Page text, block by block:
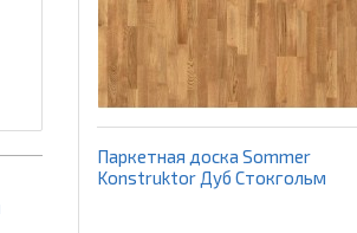
Паркетная доска Sommer
Konstruktor Дуб Стокгольм